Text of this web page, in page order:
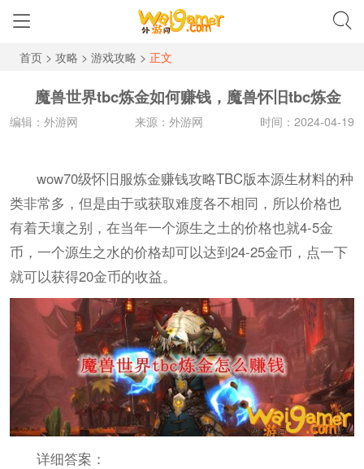
首页> 攻略 > 游戏攻略 > 正文
魔兽世界tbc炼金如何赚钱，魔兽怀旧tbc炼金
编辑：外游网 来源：外游网 时间：2024-04-19
wow70级怀旧服炼金赚钱攻略TBC版本源生材料的种
类非常多，但是由于或获取难度各不相同，所以价格也
有着天壤之别，在当年一个源生之土的价格也就4-5金
币，一个源生之水的价格却可以达到24-25金币，点一下
就可以获得20金币的收益。
详细答案：